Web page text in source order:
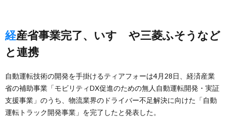
経産省事業完了、いすゞや三菱ふそうなど
と連携
自動運転技術の開発を手掛けるティアフォーは4月28日、経済産業
省の補助事業「モビリティDX促進のための無人自動運転開発・実証
支援事業」のうち、物流業界のドライバー不足解決に向けた「自動
運転トラック開発事業」を完了したと発表した。